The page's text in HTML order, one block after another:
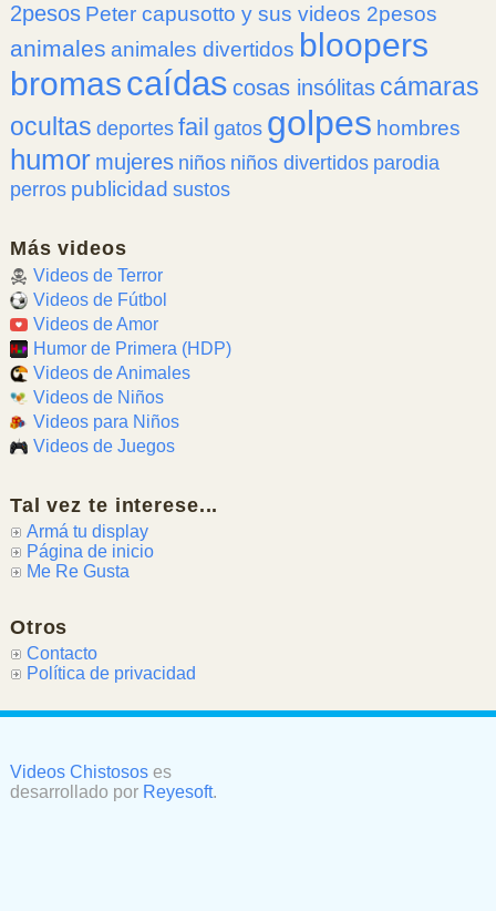
2pesos Peter capusotto y sus videos 2pesos
animales animales divertidos bloopers
bromascaídas cosas insólitas cámaras
ocultas deportes fail gatos golpes hombres
humor mujeres niños niños divertidos parodia
perros publicidad sustos
Más videos
Videos de Terror
Videos de Fútbol
Videos de Amor
Humor de Primera (HDP)
Videos de Animales
Videos de Niños
Videos para Niños
Videos de Juegos
Tal vez te interese...
Armá tu display
Página de inicio
Me Re Gusta
Otros
Contacto
Política de privacidad
Videos Chistososes
desarrollado por Reyesoft.